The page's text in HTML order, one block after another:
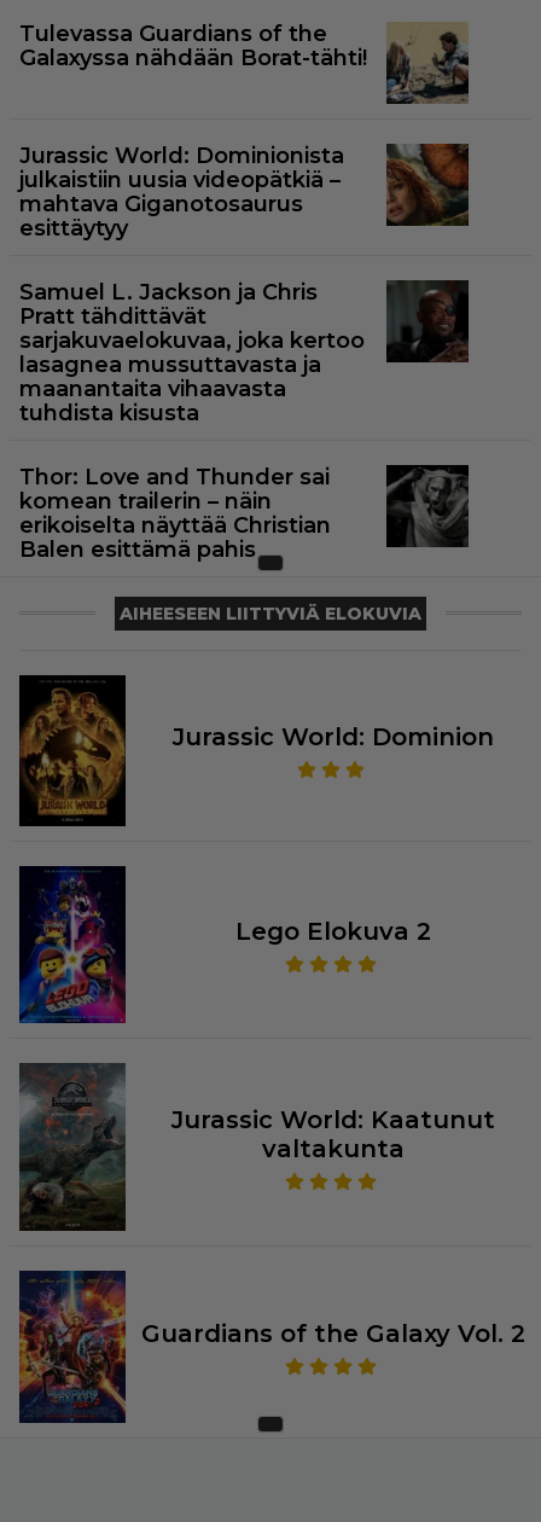
Tulevassa Guardians of the
Galaxyssa nähdään Borat-tähti!
Jurassic World: Dominionista
julkaistiin uusia videopätkiä –
mahtava Giganotosaurus
esittäytyy
Samuel L. Jackson ja Chris
Pratt tähdittävät
sarjakuvaelokuvaa, joka kertoo
lasagnea mussuttavasta ja
maanantaita vihaavasta
tuhdista kisusta
Thor: Love and Thunder sai
komean trailerin – näin
erikoiselta näyttää Christian
Balen esittämä pahis
AIHEESEEN LIITTYVIÄ ELOKUVIA
Jurassic World: Dominion
Lego Elokuva 2
Jurassic World: Kaatunut
valtakunta
Guardians of the Galaxy Vol. 2